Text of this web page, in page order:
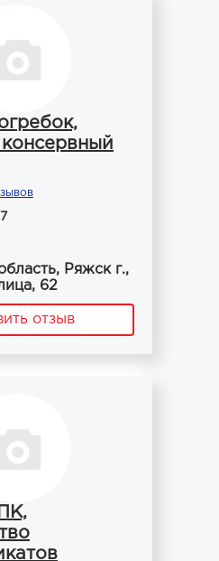
консервный
Ряжск г.,
62
отзыв